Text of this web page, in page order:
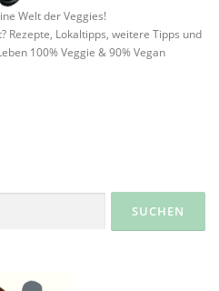
Welt der Veggies!
Rezepte, Lokaltipps, weitere Tipps und
100% Veggie & 90% Vegan